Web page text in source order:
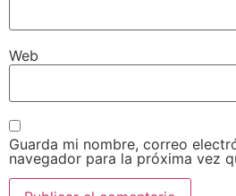
Web
Guarda mi nombre, correo
navegador para la próxima vez